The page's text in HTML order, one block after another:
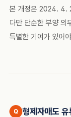
본 개정은 2024. 4.
다만 단순한 부양 의
특별한 기여가 있어
형제자매도